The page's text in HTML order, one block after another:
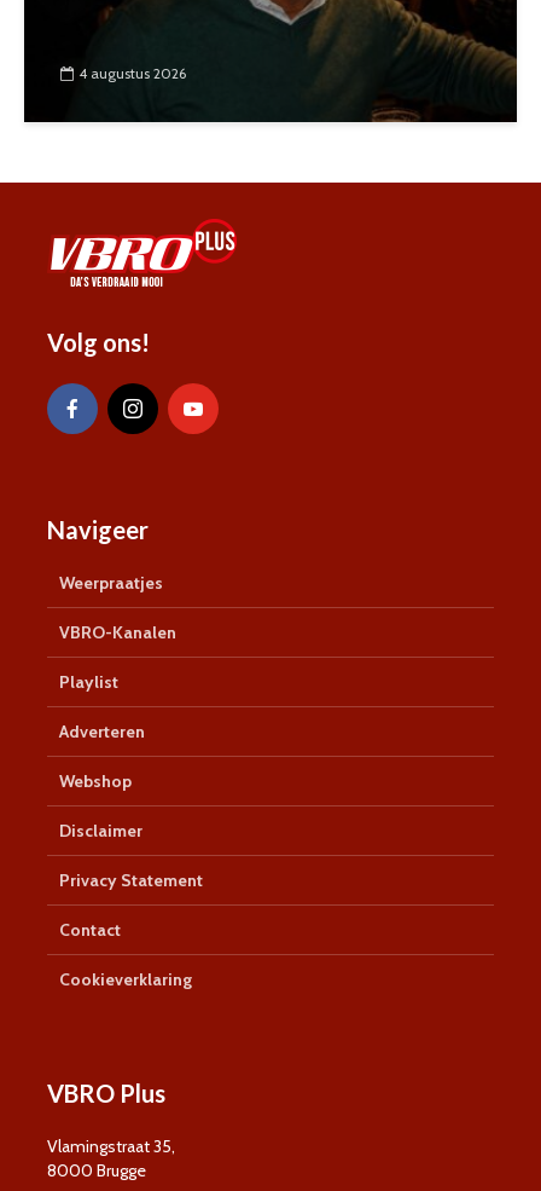
4 augustus 2026
Volg ons!
Navigeer
Weerpraatjes
VBRO-Kanalen
Playlist
Adverteren
Webshop
Disclaimer
Privacy Statement
Contact
Cookieverklaring
VBRO Plus
Vlamingstraat 35,
8000 Brugge